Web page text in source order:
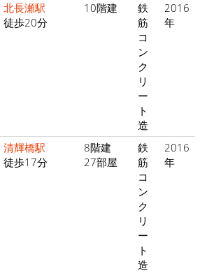
北長瀬駅
徒歩20分
10階建
鉄
筋
コ
ン
ク
リ
ー
ト
造
2016
年
清輝橋駅
徒歩17分
8階建
27部屋
鉄
筋
コ
ン
ク
リ
ー
ト
造
2016
年